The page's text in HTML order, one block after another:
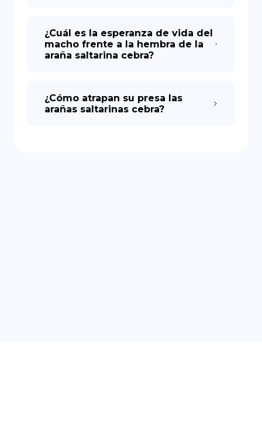
¿Cuál es la esperanza de vida del
macho frente a la hembra de la
araña saltarina cebra?
¿Cómo atrapan su presa las
arañas saltarinas cebra?